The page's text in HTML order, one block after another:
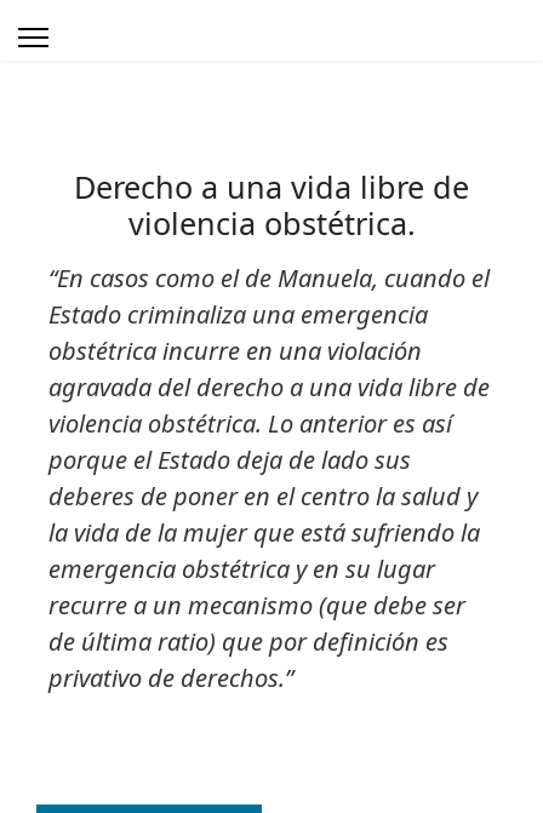
Derecho a una vida libre de
violencia obstétrica.
“En casos como el de Manuela, cuando el
Estado criminaliza una emergencia
obstétrica incurre en una violación
agravada del derecho a una vida libre de
violencia obstétrica. Lo anterior es así
porque el Estado deja de lado sus
deberes de poner en el centro la salud y
la vida de la mujer que está sufriendo la
emergencia obstétrica y en su lugar
recurre a un mecanismo (que debe ser
de última ratio) que por definición es
privativo de derechos.”